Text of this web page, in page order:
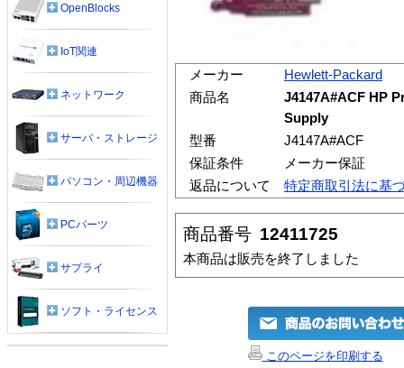
メーカー
Hewlett-Packard
商品名
J4147A#ACF HP
Supply
型番
J4147A#ACF
保証条件
メーカー保証
返品について
特定商取引法に基
商品番号 12411725
本商品は販売を終了しました
このページを印刷する
OpenBlocks
IoT関連
ネットワーク
サーバ・ストレージ
パソコン・周辺機器
PCパーツ
サプライ
ソフト・ライセンス